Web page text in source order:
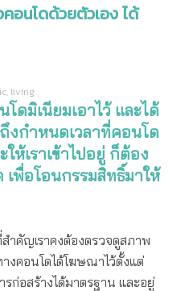
อนโดด้วยตัวเอง ได้
, living
ดมิเนียมเอาไว้ และได้
กำหนดเวลาที่คอนโด
ห้เราเข้าไปอยู่ ก็ต้อง
พื่อโอนกรรมสิทธิ์มาให้
ำคัญเราคงต้องตรวจดูสภาพ
งคอนโดได้โฆษณาไว้ตั้งแต่
ก่อสร้างได้มาตรฐาน และอยู่